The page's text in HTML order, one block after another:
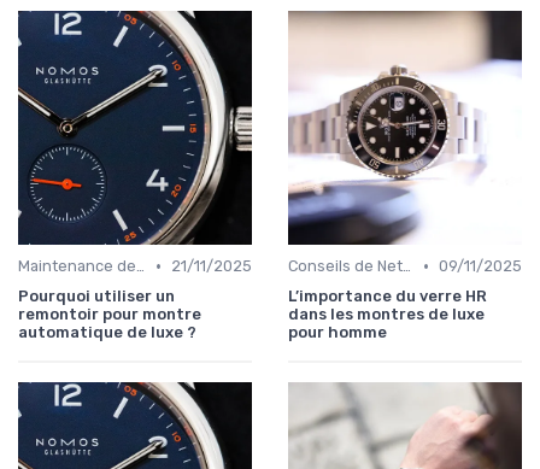
Maintenance des Montres de Luxe •
21/11/2025
Pourquoi utiliser un
remontoir pour montre
automatique de luxe ?
Conseils de Nettoyage et de Conservation • 09/11/2025
L’importance du verre HR
dans les montres de luxe
pour homme